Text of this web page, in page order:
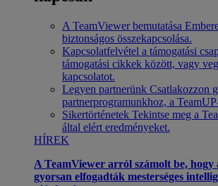
A TeamViewer bemutatása
biztonságos összekapcsolása.
Kapcsolatfelvétel a támogatási
támogatási cikkek között, vagy
kapcsolatot.
Legyen partnerünk Csatlakozzon
partnerprogramunkhoz, a
Sikertörténetek Tekintse meg a
által elért eredményeket.
HÍREK
A TeamViewer arról számolt be, hogy
gyorsan elfogadták mesterséges